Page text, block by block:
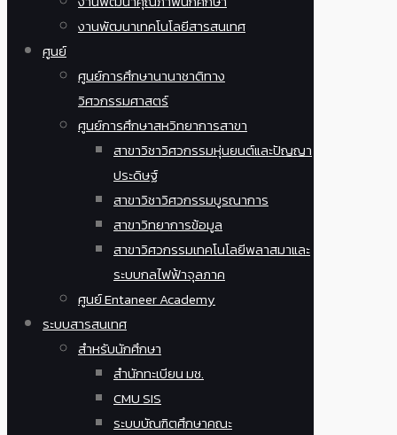
งานพัฒนาเทคโนโลยีสารสนเทศ
ศูนย์
ศูนย์การศึกษานานาชาติทาง
วิศวกรรมศาสตร์
ศูนย์การศึกษาสหวิทยาการสาขา
สาขาวิชาวิศวกรรมหุ่นยนต์และปัญญา
ประดิษฐ์
สาขาวิชาวิศวกรรมบูรณาการ
สาขาวิทยาการข้อมูล
สาขาวิศวกรรมเทคโนโลยีพลาสมาและ
ระบบกลไฟฟ้าจุลภาค
ศูนย์ Entaneer Academy
ระบบสารสนเทศ
สำหรับนักศึกษา
สำนักทะเบียน มช.
CMU SIS
ระบบบัณฑิตศึกษาคณะ